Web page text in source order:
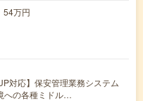
万円
対応】保安管理業務システム
への各種ミドル…